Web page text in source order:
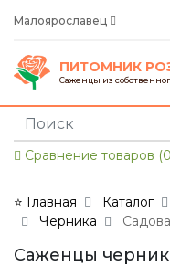
Малоярославец
ПИТОМНИК
Саженцы из
Сравнение товаров
⭐ Главная Каталог
Черника
Саженцы